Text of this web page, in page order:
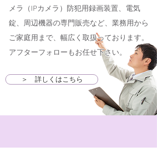
＞ 詳しくはこちら
メラ（IPカメラ）防犯用録画装置、電気
錠、周辺機器の専門販売など、業務用から
ご家庭用まで、幅広く取扱っております。
アフターフォローもお任せ下さい。